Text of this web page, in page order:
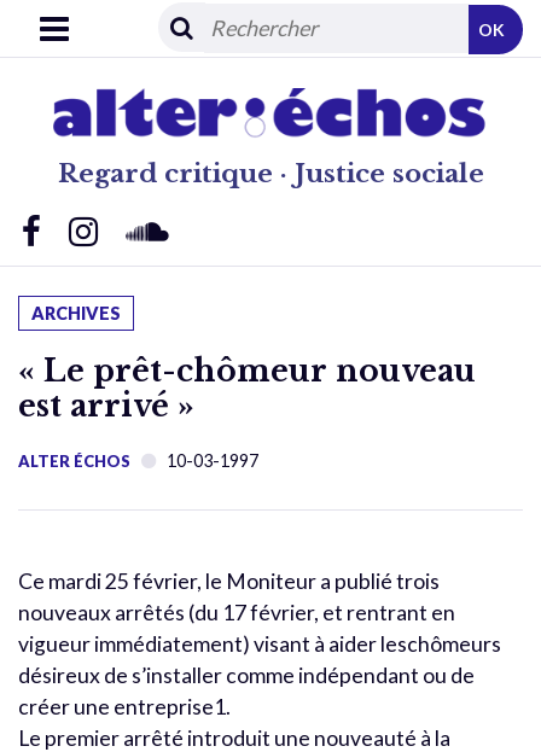
Regard critique · Justice sociale
OK
ARCHIVES
« Le prêt-chômeur nouveau
est arrivé »
ALTER ÉCHOS 10-03-1997
Ce mardi 25 février, le Moniteur a publié trois
nouveaux arrêtés (du 17 février, et rentrant en
vigueur immédiatement) visant à aider leschômeurs
désireux de s’installer comme indépendant ou de
créer une entreprise1.
Le premier arrêté introduit une nouveauté à la